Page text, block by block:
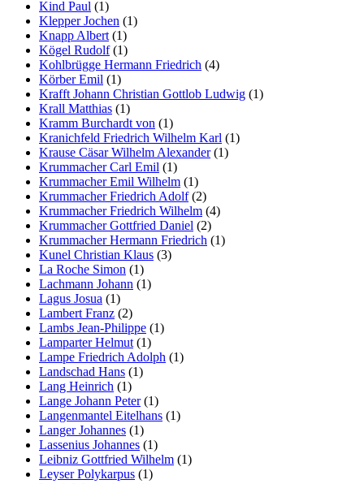
Kind Paul (1)
Klepper Jochen (1)
Knapp Albert (1)
Kögel Rudolf(1)
Kohlbrügge Hermann Friedrich (4)
Körber Emil (1)
Krafft Johann Christian Gottlob Ludwig (1)
Krall Matthias (1)
Kramm Burchardt von (1)
Kranichfeld Friedrich Wilhelm Karl (1)
Krause Cäsar Wilhelm Alexander(1)
Krummacher Carl Emil (1)
Krummacher Emil Wilhelm (1)
Krummacher Friedrich Adolf(2)
Krummacher Friedrich Wilhelm (4)
Krummacher Gottfried Daniel (2)
Krummacher Hermann Friedrich (1)
Kunel Christian Klaus (3)
La Roche Simon (1)
Lachmann Johann (1)
Lagus Josua (1)
Lambert Franz (2)
Lambs Jean-Philippe (1)
Lamparter Helmut (1)
Lampe Friedrich Adolph (1)
Landschad Hans (1)
Lang Heinrich (1)
Lange Johann Peter(1)
Langenmantel Eitelhans (1)
Langer Johannes (1)
Lassenius Johannes (1)
Leibniz Gottfried Wilhelm (1)
Leyser Polykarpus (1)